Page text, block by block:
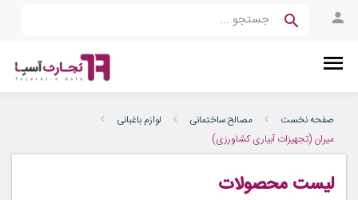
صفحه نخست مصالح ساختمانی
لوازم باغبانی
میران (تجهیزات آبیاری کشاورزی)
لیست محصولات